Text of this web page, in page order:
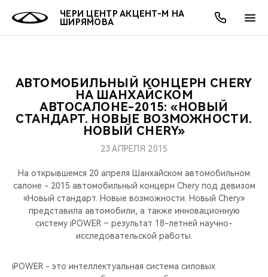
ЧЕРИ ЦЕНТР АКЦЕНТ-М НА
ШИРЯМОВА
МОДЕЛИ
ВСЕ МОДЕЛИ
НОВИНКИ
ПОКУПАТЕЛЯМ
ВЫБОР И ПОКУПКА
КРЕДИТ И СТРАХОВАНИЕ
ВЛАДЕЛЬЦАМ
СЕРВИС
ЗАПЧАСТИ И АКСЕССУАРЫ
ПОДДЕРЖКА
CHERY CONNECT
МИР CHERY
АКСЕССУАРЫ
CHERY В СОЦСЕТЯХ
ЛЮДИ CHERY
БЛАГОТВОРИТЕЛЬНОСТЬ
CHERY REMOTE
АКЦИИ
ВЫГОДЫ И АКЦИИ
ОНЛАЙН СЕРВИСЫ
ВЫБОР И ПОКУПКА
О КОМПАНИИ
О НАС
АВТОМОБИЛЬНЫЙ КОНЦЕРН CHERY
НА ШАНХАЙСКОМ
АВТОСАЛОНЕ-2015: «НОВЫЙ
СТАНДАРТ. НОВЫЕ ВОЗМОЖНОСТИ.
НОВЫЙ CHERY»
23 АПРЕЛЯ 2015
На открывшемся 20 апреля Шанхайском автомобильном
салоне - 2015 автомобильный концерн Chery под девизом
«Новый стандарт. Новые возможности. Новый Chery»
представила автомобили, а также инновационную
систему iPOWER – результат 18-летней научно-
исследовательской работы.
iPOWER - это интеллектуальная система силовых